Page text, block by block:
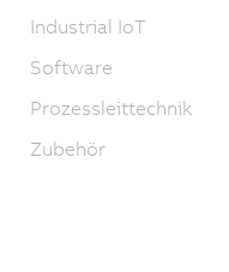
Industrial IoT
Software
Prozessleittechnik
Zubehör